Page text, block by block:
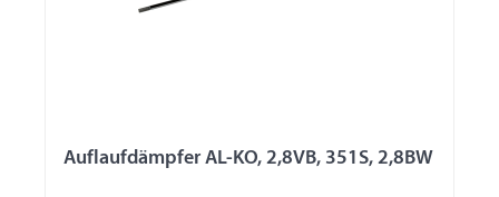
Auflaufdämpfer AL-KO, 2,8VB, 351S, 2,8BW